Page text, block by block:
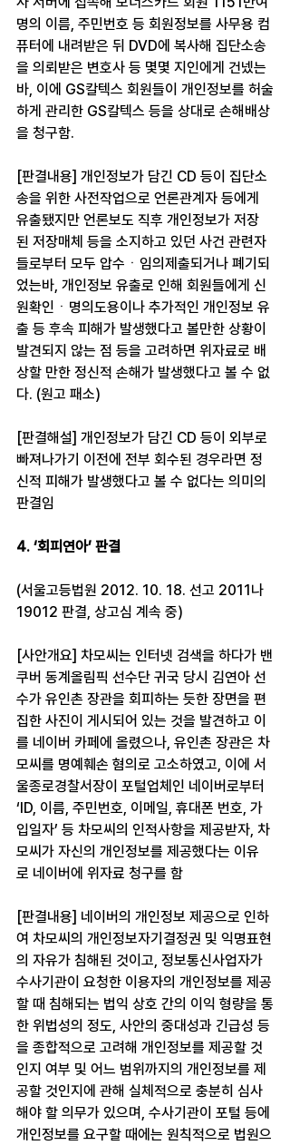
명의 이름, 주민번호 등 회원정보를 사무용 컴
퓨터에 내려받은 뒤 DVD에 복사해 집단소송
을 의뢰받은 변호사 등 몇몇 지인에게 건넸는
바, 이에 GS칼텍스 회원들이 개인정보를 허술
하게 관리한 GS칼텍스 등을 상대로 손해배상
을 청구함.
[판결내용] 개인정보가 담긴 CD 등이 집단소
송을 위한 사전작업으로 언론관계자 등에게
유출됐지만 언론보도 직후 개인정보가 저장
된 저장매체 등을 소지하고 있던 사건 관련자
들로부터 모두 압수ㆍ임의제출되거나 폐기되
었는바, 개인정보 유출로 인해 회원들에게 신
원확인ㆍ명의도용이나 추가적인 개인정보 유
출 등 후속 피해가 발생했다고 볼만한 상황이
발견되지 않는 점 등을 고려하면 위자료로 배
상할 만한 정신적 손해가 발생했다고 볼 수 없
다. (원고 패소)
[판결해설] 개인정보가 담긴 CD 등이 외부로
빠져나가기 이전에 전부 회수된 경우라면 정
신적 피해가 발생했다고 볼 수 없다는 의미의
판결임
4. ‘회피연아’ 판결
(서울고등법원 2012. 10. 18. 선고 2011나
19012 판결, 상고심 계속 중)
[사안개요] 차모씨는 인터넷 검색을 하다가 밴
쿠버 동계올림픽 선수단 귀국 당시 김연아 선
수가 유인촌 장관을 회피하는 듯한 장면을 편
집한 사진이 게시되어 있는 것을 발견하고 이
를 네이버 카페에 올렸으나, 유인촌 장관은 차
모씨를 명예훼손 혐의로 고소하였고, 이에 서
울종로경찰서장이 포털업체인 네이버로부터
‘ID, 이름, 주민번호, 이메일, 휴대폰 번호, 가
입일자’ 등 차모씨의 인적사항을 제공받자, 차
모씨가 자신의 개인정보를 제공했다는 이유
로 네이버에 위자료 청구를 함
[판결내용] 네이버의 개인정보 제공으로 인하
여 차모씨의 개인정보자기결정권 및 익명표현
의 자유가 침해된 것이고, 정보통신사업자가
수사기관이 요청한 이용자의 개인정보를 제공
할 때 침해되는 법익 상호 간의 이익 형량을 통
한 위법성의 정도, 사안의 중대성과 긴급성 등
을 종합적으로 고려해 개인정보를 제공할 것
인지 여부 및 어느 범위까지의 개인정보를 제
공할 것인지에 관해 실체적으로 충분히 심사
해야 할 의무가 있으며, 수사기관이 포털 등에
개인정보를 요구할 때에는 원칙적으로 법원으